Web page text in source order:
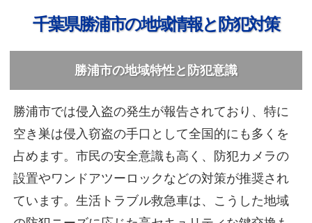
千葉県勝浦市の地域情報と防犯対策
勝浦市の地域特性と防犯意識
勝浦市では侵入盗の発生が報告されており、特に
空き巣は侵入窃盗の手口として全国的にも多くを
占めます。市民の安全意識も高く、防犯カメラの
設置やワンドアツーロックなどの対策が推奨され
ています。生活トラブル救急車は、こうした地域